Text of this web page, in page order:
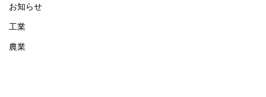
お知らせ
工業
農業